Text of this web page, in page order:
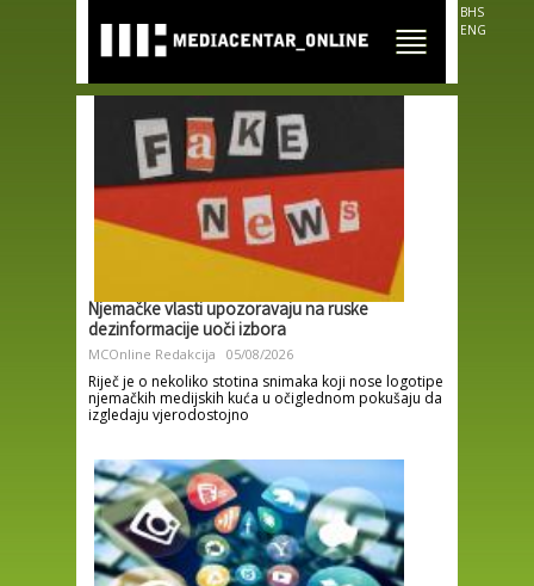
main
content
BHS
ENG
Njemačke vlasti upozoravaju na ruske
dezinformacije uoči izbora
MCOnline Redakcija 05/08/2026
Riječ je o nekoliko stotina snimaka koji nose logotipe
njemačkih medijskih kuća u očiglednom pokušaju da
izgledaju vjerodostojno